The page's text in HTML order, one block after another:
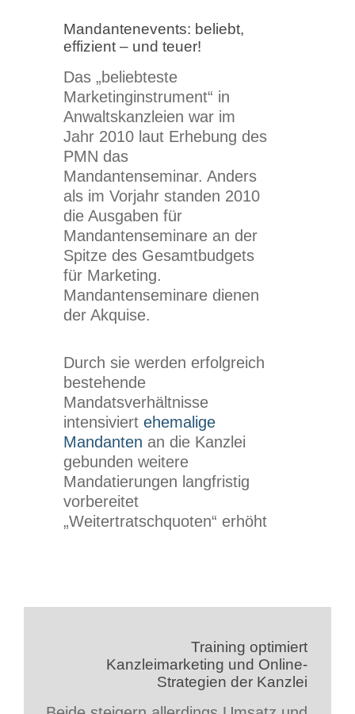
Mandantenevents: beliebt,
effizient – und teuer!
Das „beliebteste
Marketinginstrument“ in
Anwaltskanzleien war im
Jahr 2010 laut Erhebung des
PMN das
Mandantenseminar. Anders
als im Vorjahr standen 2010
die Ausgaben für
Mandantenseminare an der
Spitze des Gesamtbudgets
für Marketing.
Mandantenseminare dienen
der Akquise.
Durch sie werden erfolgreich
bestehende
Mandatsverhältnisse
intensiviert ehemalige
Mandanten an die Kanzlei
gebunden weitere
Mandatierungen langfristig
vorbereitet
„Weitertratschquoten“ erhöht
Training optimiert
Kanzleimarketing und Online-
Strategien der Kanzlei